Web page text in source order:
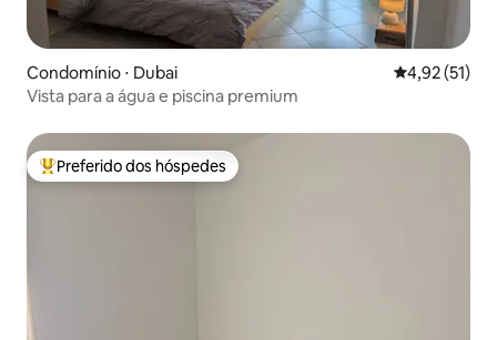
Condomínio ⋅ Dubai 4,92 de uma
4,92 (51)
Vista para a água e piscina premium
Entre os melhores preferidos dos hóspedes
Preferido dos hóspedes